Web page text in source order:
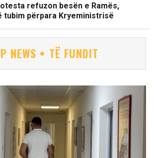
refuzon besën e Ramës,
tubim përpara Kryeministrisë
NEWS • TË FUNDIT